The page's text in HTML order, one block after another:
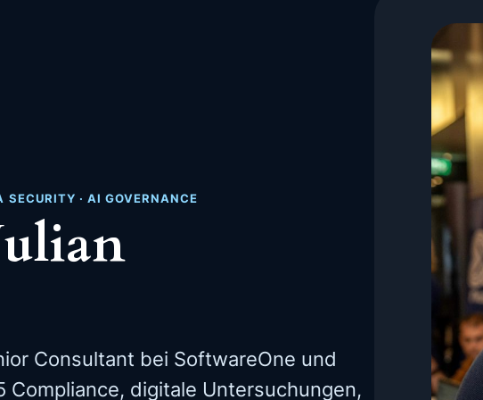
SECURITY · AI GOVERNANCE
Consultant bei SoftwareOne und
digitale Untersuchungen,